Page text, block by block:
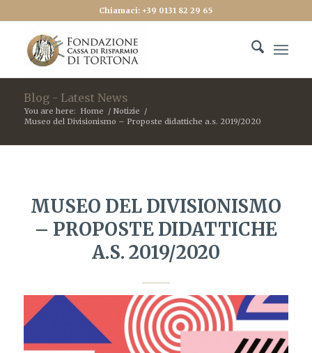
Chiamaci: +39 0131 82 29 65
Blog - Latest News
You are here: Home / Notizie /
Museo del Divisionismo – Proposte didattiche a.s. 2019/2020
MUSEO DEL DIVISIONISMO
– PROPOSTE DIDATTICHE
A.S. 2019/2020